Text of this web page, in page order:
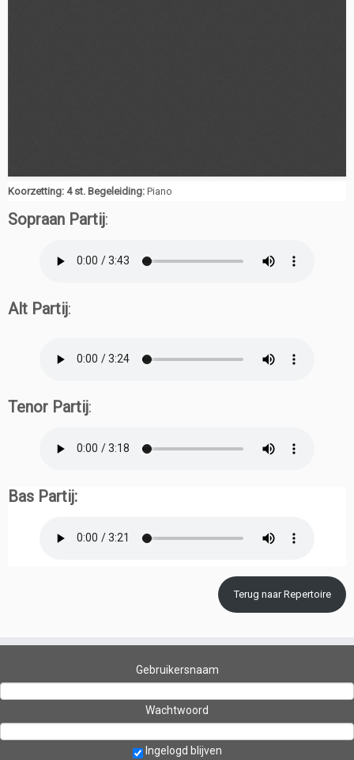
Koorzetting: 4 st. Begeleiding: Piano
Sopraan Partij:
Alt Partij:
Tenor Partij:
Bas Partij:
Terug naar Repertoire
Gebruikersnaam
Wachtwoord
Ingelogd blijven